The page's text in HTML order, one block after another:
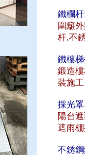
鐵欄
圍籬
杆,不
鐵樓
鍛造
裝施工
採光
陽台
遮雨
不銹